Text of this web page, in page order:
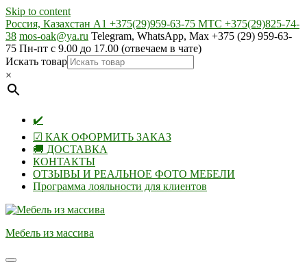
Skip to content
Россия, Казахстан А1 +375(29)959-63-75 МТС +375(29)825-74-
38 mos-oak@ya.ru Telegram, WhatsApp, Max +375 (29) 959-63-
75 Пн-пт с 9.00 до 17.00 (отвечаем в чате)
Искать товар
×
✔️
☑ КАК ОФОРМИТЬ ЗАКАЗ
🚚 ДОСТАВКА
КОНТАКТЫ
ОТЗЫВЫ И РЕАЛЬНОЕ ФОТО МЕБЕЛИ
Программа лояльности для клиентов
Мебель из массива